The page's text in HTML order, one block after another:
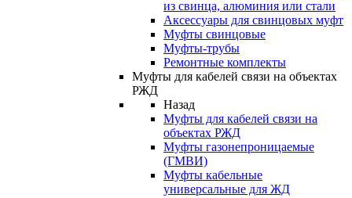
из свинца, алюминия или стали
Аксессуары для свинцовых муфт
Муфты свинцовые
Муфты-трубы
Ремонтные комплекты
Муфты для кабелей связи на объектах
РЖД
Назад
Муфты для кабелей связи на
объектах РЖД
Муфты газонепроницаемые
(ГМВИ)
Муфты кабельные
универсальные для ЖД